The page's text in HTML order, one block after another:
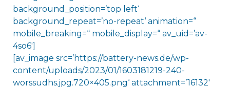
background_position=’top left‘
background_repeat=’no-repeat‘ animation=“
mobile_breaking=“ mobile_display=“ av_uid=’av-
4so6′]
[av_image src=’https://battery-news.de/wp-
content/uploads/2023/01/1603181219-240-
worssudhs.jpg.720×405.png‘ attachment=’16132′